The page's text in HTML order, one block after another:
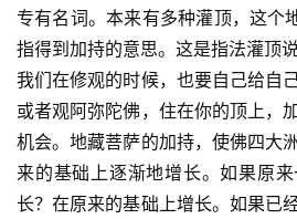
专有名词。本来有多种灌顶，这个
指得到加持的意思。这是指法灌顶说
我们在修观的时候，也要自己给自
或者观阿弥陀佛，住在你的顶上，
机会。地藏菩萨的加持，使佛四大
来的基础上逐渐地增长。如果原
长？在原来的基础上增长。如果已